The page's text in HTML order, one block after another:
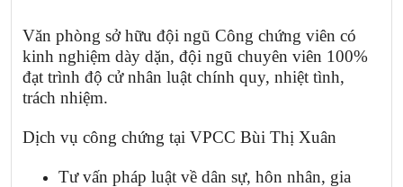
Văn phòng sở hữu đội ngũ Công chứng viên có
kinh nghiệm dày dặn, đội ngũ chuyên viên 100%
đạt trình độ cử nhân luật chính quy, nhiệt tình,
trách nhiệm.
Dịch vụ công chứng tại VPCC Bùi Thị Xuân
Tư vấn pháp luật về dân sự, hôn nhân, gia